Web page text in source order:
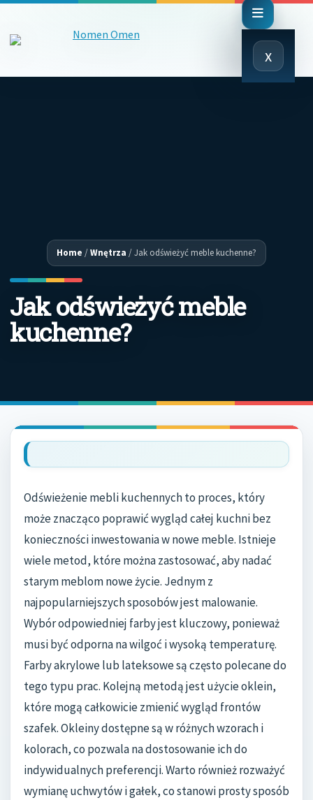
x
Close
Menu
Home /Wnętrza /Jak odświeżyć meble kuchenne?
Jak odświeżyć meble
kuchenne?
Odświeżenie mebli kuchennych to proces, który
może znacząco poprawić wygląd całej kuchni bez
konieczności inwestowania w nowe meble. Istnieje
wiele metod, które można zastosować, aby nadać
starym meblom nowe życie. Jednym z
najpopularniejszych sposobów jest malowanie.
Wybór odpowiedniej farby jest kluczowy, ponieważ
musi być odporna na wilgoć i wysoką temperaturę.
Farby akrylowe lub lateksowe są często polecane do
tego typu prac. Kolejną metodą jest użycie oklein,
które mogą całkowicie zmienić wygląd frontów
szafek. Okleiny dostępne są w różnych wzorach i
kolorach, co pozwala na dostosowanie ich do
indywidualnych preferencji. Warto również rozważyć
wymianę uchwytów i gałek, co stanowi prosty sposób